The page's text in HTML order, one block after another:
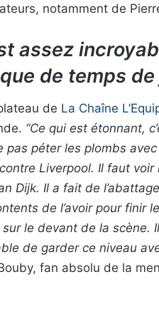
notamment de
assez
de temps de
de La Chaîne
“Ce qui est étonnant,
pas péter les plombs
Liverpool. Il faut voir
Dijk. Il a fait de
de l’avoir pour finir
le devant de la scène.
de garder ce niveau
fan absolu de la